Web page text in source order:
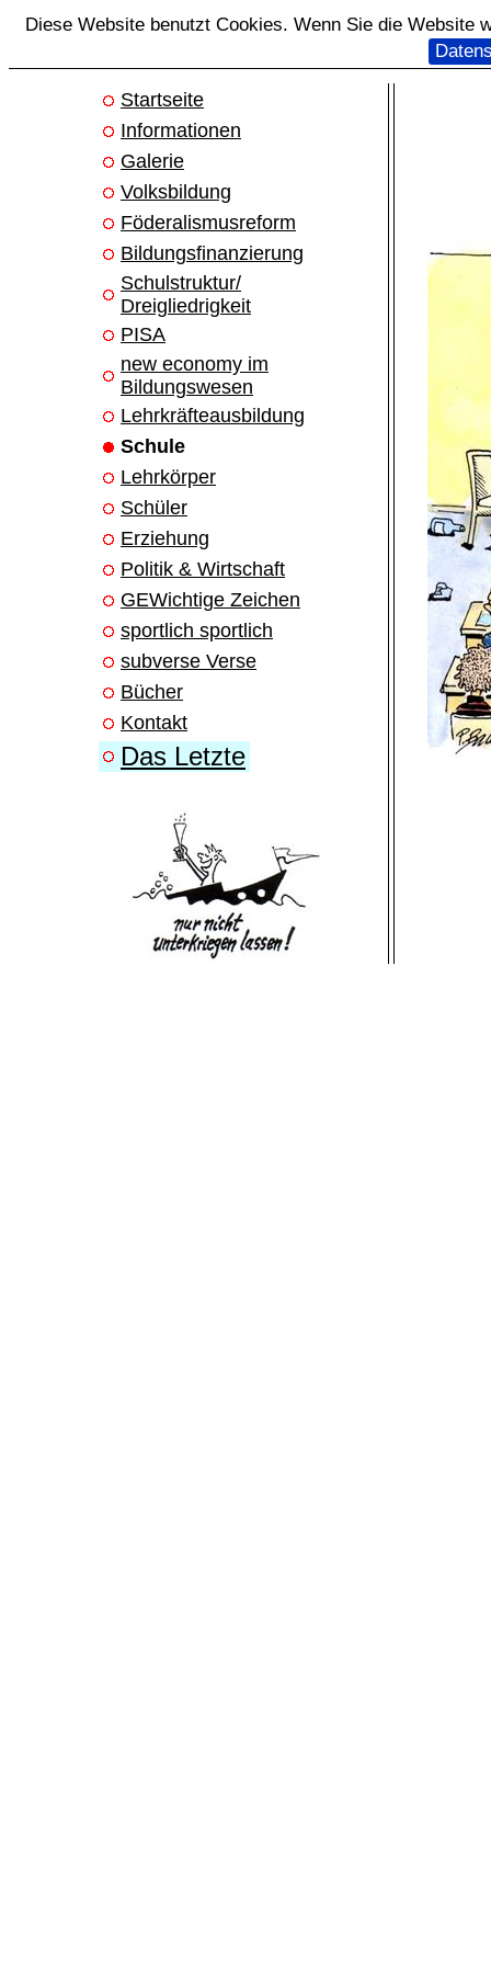
Diese Website benutzt Cookies. Wenn Sie die Website
Startseite
Informationen
Galerie
Volksbildung
Föderalismusreform
Bildungsfinanzierung
Schulstruktur/
Dreigliedrigkeit
PISA
new economy im
Bildungswesen
Lehrkräfteausbildung
Schule
Lehrkörper
Schüler
Erziehung
Politik & Wirtschaft
GEWichtige Zeichen
sportlich sportlich
subverse Verse
Bücher
Kontakt
Das Letzte